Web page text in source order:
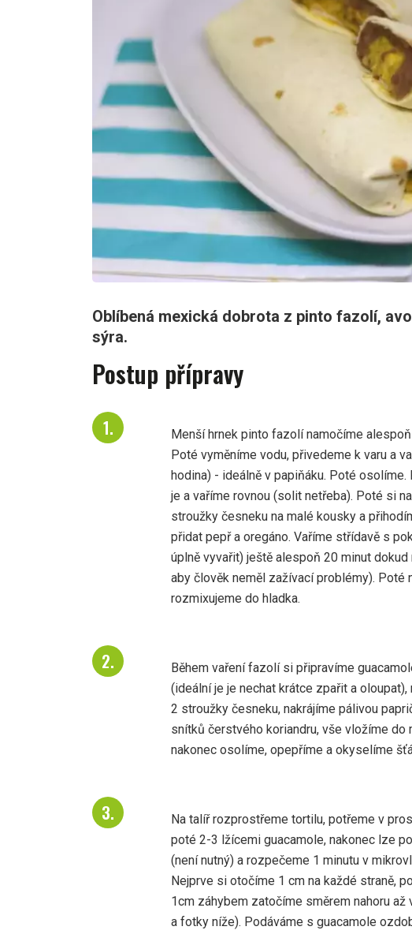
Oblíbená mexická dobrota z pinto fazolí,
sýra.
Postup přípravy
Menší hrnek pinto fazolí namočíme
Poté vyměníme vodu, přivedeme k varu a
hodina) - ideálně v papiňáku. Poté
je a vaříme rovnou (solit netřeba). Poté si
stroužky česneku na malé kousky a
přidat pepř a oregáno. Vaříme střídavě s
úplně vyvařit) ještě alespoň 20 minut
aby člověk neměl zažívací problémy). Poté
rozmixujeme do hladka.
Během vaření fazolí si připravíme
(ideální je je nechat krátce zpařit a
2 stroužky česneku, nakrájíme pálivou
snítků čerstvého koriandru, vše vložíme do
nakonec osolíme, opepříme a okyselíme
Na talíř rozprostřeme tortilu, potřeme v
poté 2-3 lžícemi guacamole, nakonec lze
(není nutný) a rozpečeme 1 minutu v
Nejprve si otočíme 1 cm na každé straně,
1cm záhybem zatočíme směrem nahoru
a fotky níže). Podáváme s guacamole